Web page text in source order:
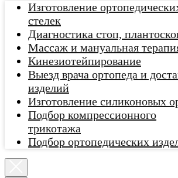
Изготовление
стелек
Диагностика стоп,
Массаж и мануальная
Кинезиотейпирование
Выезд врача ортопеда и
изделий
Изготовление силиконовых
Подбор компрессионного
трикотажа
Подбор ортопедических